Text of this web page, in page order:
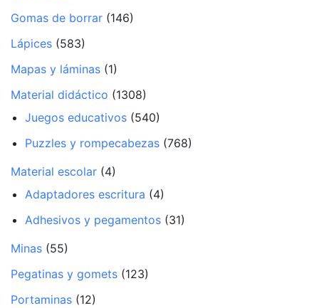
Gomas de borrar (146)
Lápices (583)
Mapas y láminas (1)
Material didáctico (1308)
Juegos educativos (540)
Puzzles y rompecabezas (768)
Material escolar (4)
Adaptadores escritura (4)
Adhesivos y pegamentos (31)
Minas (55)
Pegatinas y gomets (123)
Portaminas (12)